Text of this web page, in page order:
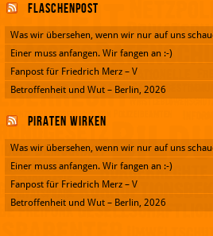
Flaschenpost
Was wir übersehen, wenn wir nur auf uns
Einer muss anfangen. Wir fangen an :-)
Fanpost für Friedrich Merz – V
Betroffenheit und Wut – Berlin, 2026
Piraten wirken
Was wir übersehen, wenn wir nur auf uns
Einer muss anfangen. Wir fangen an :-)
Fanpost für Friedrich Merz – V
Betroffenheit und Wut – Berlin, 2026